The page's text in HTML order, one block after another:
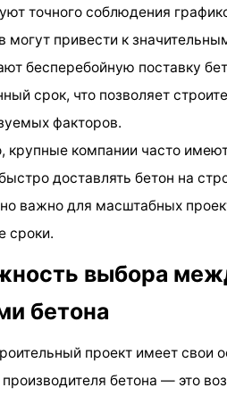
точного соблюдения
могут привести к
бесперебойную поставку
срок, что позволяет
факторов.
крупные компании часто
доставлять бетон на
важно для масштабных
сроки.
выбора
бетона
проект имеет свои
бетона — это